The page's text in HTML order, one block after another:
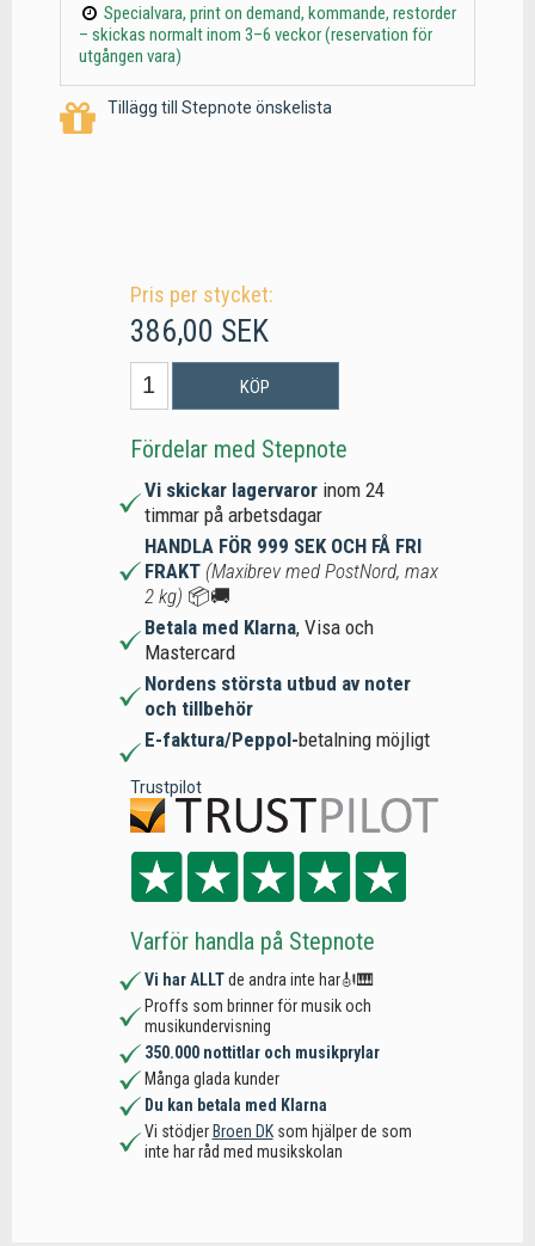
Specialvara, print on demand, kommande, restorder
– skickas normalt inom 3–6 veckor (reservation för
utgången vara)
Tillägg till Stepnote önskelista
Pris per stycket:
386,00 SEK
KÖP
Fördelar med Stepnote
Vi skickar lagervaror inom 24
timmar på arbetsdagar
HANDLA FÖR 999 SEK OCH FÅ FRI
FRAKT (Maxibrev med PostNord, max
2 kg) 📦🚚
Betala med Klarna, Visa och
Mastercard
Nordens största utbud av noter
och tillbehör
E-faktura/Peppol-betalning möjligt
Trustpilot
Varför handla på Stepnote
Vi har ALLTde andra inte har🎻🎹
Proffs som brinner för musik och
musikundervisning
350.000 nottitlar och musikprylar
Många glada kunder
Du kan betala med Klarna
Vi stödjer Broen DKsom hjälper de som
inte har råd med musikskolan